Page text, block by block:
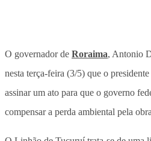
O governador de Roraima, Antonio
nesta terça-feira (3/5) que o presidente
assinar um ato para que o governo
compensar a perda ambiental pela